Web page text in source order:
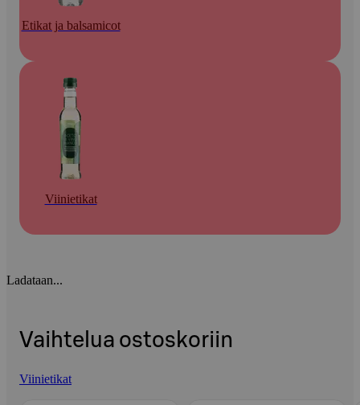
Etikat ja balsamicot
Viinietikat
Ladataan...
Vaihtelua ostoskoriin
Viinietikat